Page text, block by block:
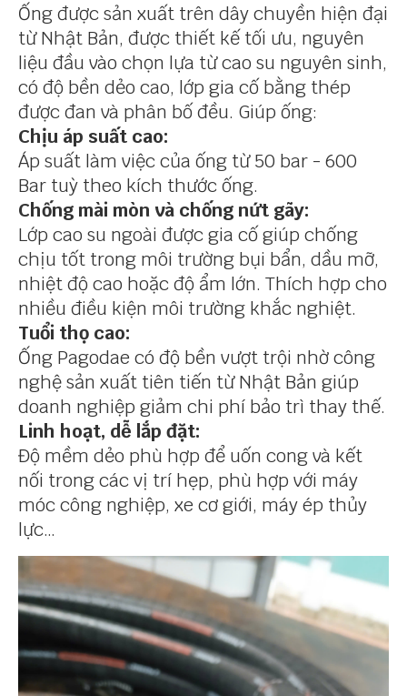
Ống được sản xuất trên dây chuyền hiện đại
từ Nhật Bản, được thiết kế tối ưu, nguyên
liệu đầu vào chọn lựa từ cao su nguyên sinh,
có độ bền dẻo cao, lớp gia cố bằng thép
được đan và phân bố đều. Giúp ống:
Chịu áp suất cao:
Áp suất làm việc của ống từ 50 bar - 600
Bar tuỳ theo kích thước ống.
Chống mài mòn và chống nứt gãy:
Lớp cao su ngoài được gia cố giúp chống
chịu tốt trong môi trường bụi bẩn, dầu mỡ,
nhiệt độ cao hoặc độ ẩm lớn. Thích hợp cho
nhiều điều kiện môi trường khắc nghiệt.
Tuổi thọ cao:
Ống Pagodae có độ bền vượt trội nhờ công
nghệ sản xuất tiên tiến từ Nhật Bản giúp
doanh nghiệp giảm chi phí bảo trì thay thế.
Linh hoạt, dễ lắp đặt:
Độ mềm dẻo phù hợp để uốn cong và kết
nối trong các vị trí hẹp, phù hợp với máy
móc công nghiệp, xe cơ giới, máy ép thủy
lực…